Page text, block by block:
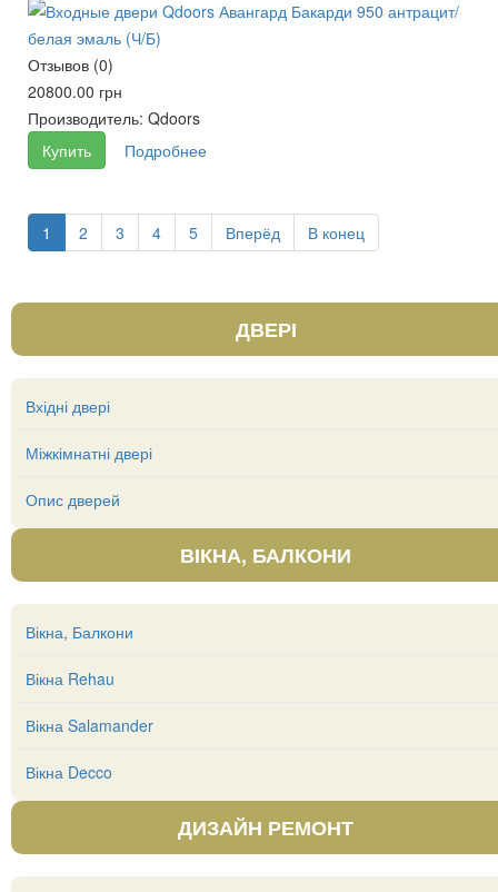
Отзывов (0)
20800.00 грн
Производитель: Qdoors
Купить
Подробнее
1 2 3 4 5 Вперёд В конец
ДВЕРІ
Вхідні двері
Міжкімнатні двері
Опис дверей
ВІКНА, БАЛКОНИ
Вікна, Балкони
Вікна Rehau
Вікна Salamander
Вікна Decco
ДИЗАЙН РЕМОНТ